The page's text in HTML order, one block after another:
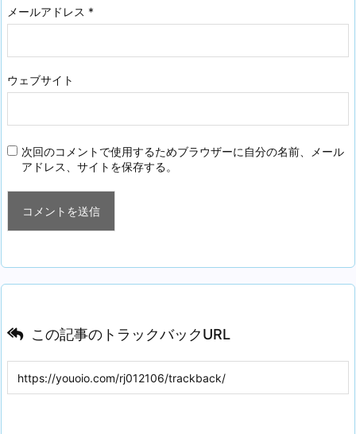
メールアドレス *
ウェブサイト
次回のコメントで使用するためブラウザーに自分の名前、メール
アドレス、サイトを保存する。
この記事のトラックバックURL